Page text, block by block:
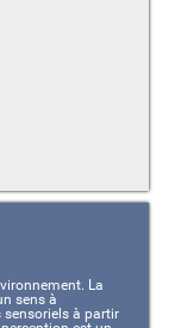
La
sens à
sensoriels à partir